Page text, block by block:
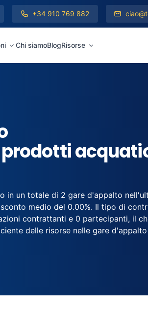
+34 910 769 882
Chi siamoBlogRisorse
prodotti
in un totale di 2 gare d'appalto
medio del 0.00%. Il tipo di
contrattanti e 0 partecipanti, il
delle risorse nelle gare